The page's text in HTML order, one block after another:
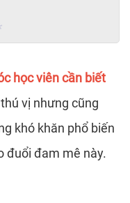
học viên cần biết
vị nhưng cũng
khó khăn phổ biến
đuổi đam mê này.